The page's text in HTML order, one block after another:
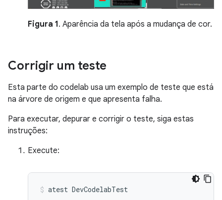
Figura 1. Aparência da tela após a mudança de cor.
Corrigir um teste
Esta parte do codelab usa um exemplo de teste que está
na árvore de origem e que apresenta falha.
Para executar, depurar e corrigir o teste, siga estas
instruções:
Execute:
atest DevCodelabTest